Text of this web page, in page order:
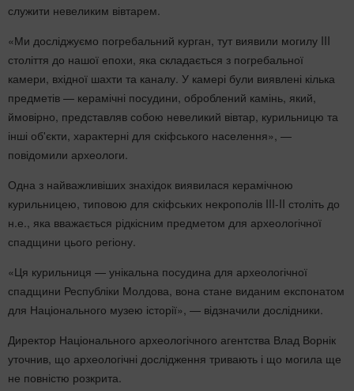
служити невеликим вівтарем.
«Ми досліджуємо погребальний курган, тут виявили могилу III
століття до нашої епохи, яка складається з погребальної
камери, вхідної шахти та каналу. У камері були виявлені кілька
предметів — керамічні посудини, оброблений камінь, який,
ймовірно, представляв собою невеликий вівтар, курильницю та
інші об'єкти, характерні для скіфського населення», —
повідомили археологи.
Одна з найважливіших знахідок виявилася керамічною
курильницею, типовою для скіфських некрополів III-II століть до
н.е., яка вважається рідкісним предметом для археологічної
спадщини цього регіону.
«Ця курильниця — унікальна посудина для археологічної
спадщини Республіки Молдова, вона стане виданим експонатом
для Національного музею історії», — відзначили дослідники.
Директор Національного археологічного агентства Влад Ворнік
уточнив, що археологічні дослідження тривають і що могила ще
не повністю розкрита.